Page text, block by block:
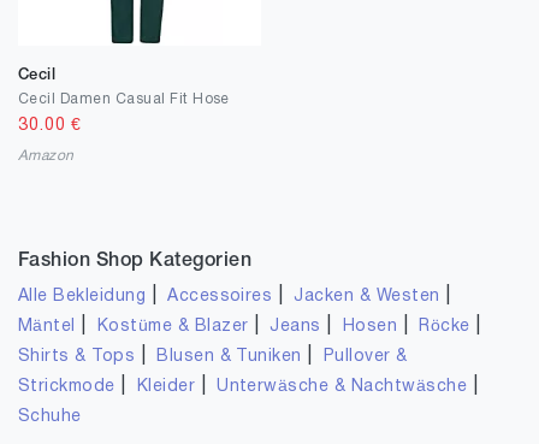
Cecil
Cecil Damen Casual Fit Hose
30.00 €
Amazon
Fashion Shop Kategorien
Alle Bekleidung |Accessoires Jacken & Westen
Mäntel Kostüme & Blazer Jeans Hosen Röcke
Shirts & Tops Blusen & Tuniken
Pullover &
Strickmode
Kleider |Unterwäsche & Nachtwäsche
Schuhe